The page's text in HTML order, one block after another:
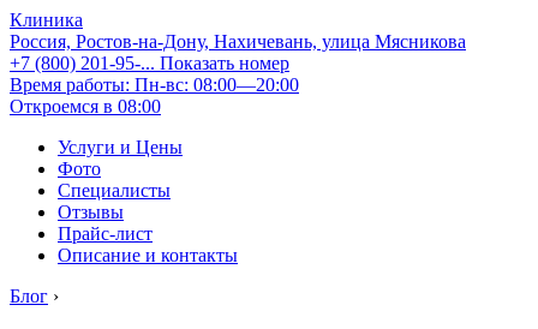
Клиника
Россия, Ростов-на-Дону, Нахичевань, улица Мясникова
+7 (800) 201-95-... Показать номер
Время работы: Пн-вс: 08:00—20:00
Откроемся в 08:00
Услуги и Цены
Фото
Специалисты
Отзывы
Прайс-лист
Описание и контакты
Блог ›